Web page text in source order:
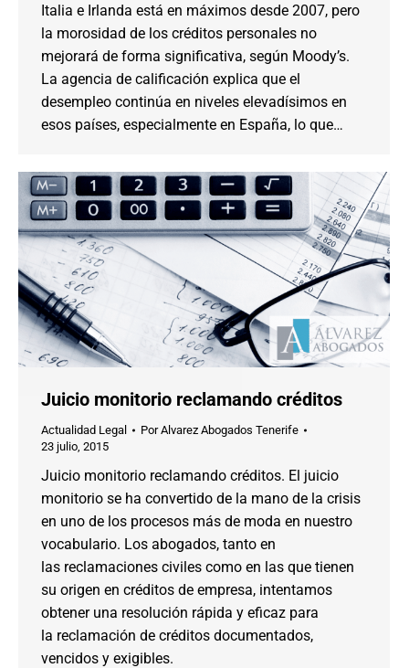
Italia e Irlanda está en máximos desde 2007, pero
la morosidad de los créditos personales no
mejorará de forma significativa, según Moody’s.
La agencia de calificación explica que el
desempleo continúa en niveles elevadísimos en
esos países, especialmente en España, lo que…
Juicio monitorio reclamando créditos
Actualidad Legal PorAlvarez Abogados Tenerife
23 julio, 2015
Juicio monitorio reclamando créditos. El juicio
monitorio se ha convertido de la mano de la crisis
en uno de los procesos más de moda en nuestro
vocabulario. Los abogados, tanto en
las reclamaciones civiles como en las que tienen
su origen en créditos de empresa, intentamos
obtener una resolución rápida y eficaz para
la reclamación de créditos documentados,
vencidos y exigibles.